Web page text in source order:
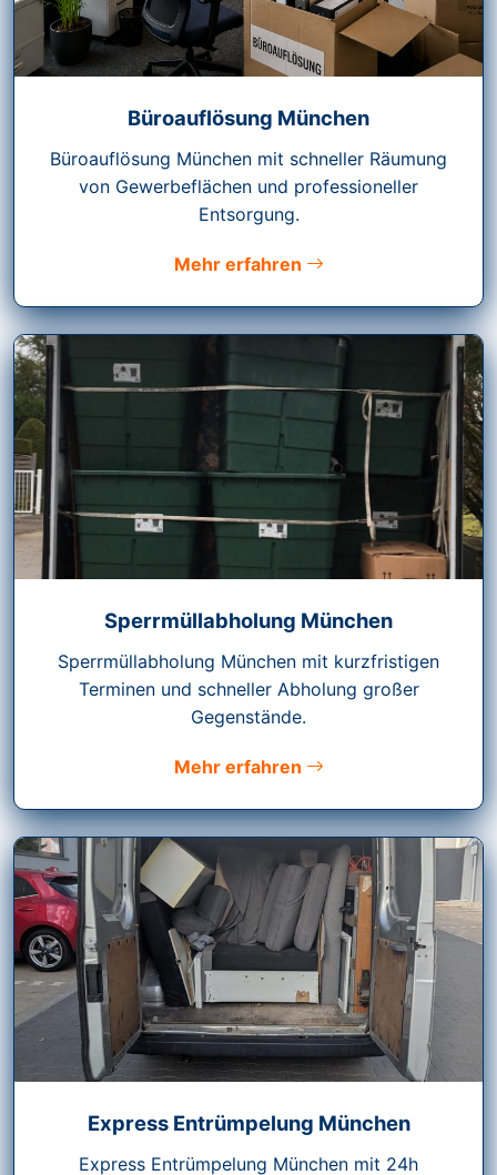
Büroauflösung München
Büroauflösung München mit schneller Räumung
von Gewerbeflächen und professioneller
Entsorgung.
Mehr erfahren
Sperrmüllabholung München
Sperrmüllabholung München mit kurzfristigen
Terminen und schneller Abholung großer
Gegenstände.
Mehr erfahren
Express Entrümpelung München
Express Entrümpelung München mit 24h